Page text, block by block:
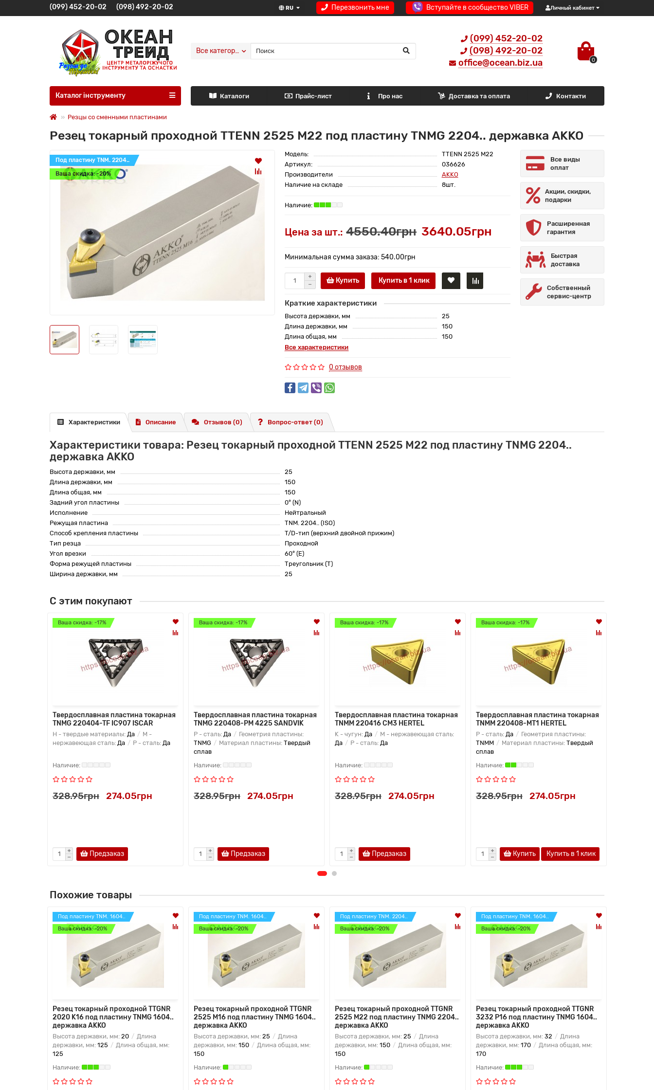
Перезвонить мне Вступайте в сообщество VIBER Личный кабинет
RU
(099) 452-20-02 (098) 492-20-02
(099) 452-20-02
(098) 492-20-02
office@ocean.biz.ua
0
Все категории
Каталог інструменту Каталоги Прайс-лист Про нас Доставка та оплата Контакти
Резцы со сменными пластинами
Резец токарный проходной TTENN 2525 M22 под пластину TNMG 2204.. державка AKKO
Под пластину TNM. 2204..
Ваша скидка: -20%
Модель:
TTENN 2525 M22
Артикул:
036626
Производители
AKKO
Наличие на складе
8шт.
Цена за шт.: 4550.40грн 3640.05грн
Минимальная сумма заказа: 540.00грн
Купить Купить в 1 клик
Краткие характеристики
Высота державки, мм
25
Длина державки, мм
150
Длина общая, мм
150
Все характеристики
0 отзывов
Все виды
оплат
Акции, скидки,
подарки
Расширенная
гарантия
Быстрая
доставка
Собственный
сервис-центр
Характеристики Описание Отзывов (0) Вопрос-ответ (0)
Характеристики товара: Резец токарный проходной TTENN 2525 M22 под пластину TNMG 2204..
державка AKKO
Высота державки, мм
25
Длина державки, мм
150
Длина общая, мм
150
Задний угол пластины
0° (N)
Исполнение
Нейтральный
Режущая пластина
TNM. 2204.. (ISO)
Способ крепления пластины
T/D-тип (верхний двойной прижим)
Тип резца
Проходной
Угол врезки
60° (E)
Форма режущей пластины
Треугольник (T)
Ширина державки, мм
25
С этим покупают
Ваша скидка: -17%
Твердосплавная пластина токарная
TNMG 220404-TF IC907 ISCAR
H - твердые материалы: Да
M -
нержавеющая сталь: Да P - сталь: Да
328.95грн 274.05грн
Предзаказ
Ваша скидка: -17%
Твердосплавная пластина токарная
TNMG 220408-PM 4225 SANDVIK
P - сталь: Да
Геометрия пластины:
TNMG
Материал пластины: Твердый
сплав
328.95грн 274.05грн
Предзаказ
Ваша скидка: -17%
Твердосплавная пластина токарная
TNMM 220416 CM3 HERTEL
K - чугун: Да
M - нержавеющая сталь:
Да
P - сталь: Да
328.95грн 274.05грн
Предзаказ
Ваша скидка: -17%
Твердосплавная пластина токарная
TNMM 220408-MT1 HERTEL
P - сталь: Да
Геометрия пластины:
TNMM
Материал пластины: Твердый
сплав
328.95грн 274.05грн
Купить Купить в 1 клик
Похожие товары
Под пластину TNM. 1604..
Ваша скидка: -20%
Резец токарный проходной TTGNR
2020 K16 под пластину TNMG 1604..
державка AKKO
Высота державки, мм: 20
Длина
державки, мм: 125
Длина общая, мм:
125
Под пластину TNM. 1604..
Ваша скидка: -20%
Резец токарный проходной TTGNR
2525 M16 под пластину TNMG 1604..
державка AKKO
Высота державки, мм: 25
Длина
державки, мм: 150
Длина общая, мм:
150
Под пластину TNM. 2204..
Ваша скидка: -20%
Резец токарный проходной TTGNR
2525 M22 под пластину TNMG 2204..
державка AKKO
Высота державки, мм: 25
Длина
державки, мм: 150
Длина общая, мм:
150
Под пластину TNM. 1604..
Ваша скидка: -20%
Резец токарный проходной TTGNR
3232 P16 под пластину TNMG 1604..
державка AKKO
Высота державки, мм: 32
Длина
державки, мм: 170
Длина общая, мм:
170